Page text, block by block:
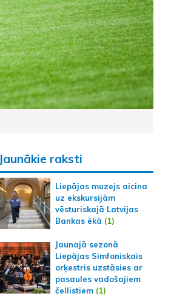
Jaunākie raksti
Liepājas muzejs aicina
uz ekskursijām
vēsturiskajā Latvijas
Bankas ēkā (1)
Jaunajā sezonā
Liepājas Simfoniskais
orķestris uzstāsies ar
pasaules vadošajiem
čellistiem(1)